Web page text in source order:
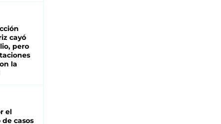
cayó
pero
la
el
casos